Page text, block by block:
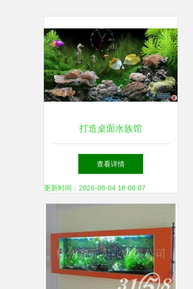
打造桌面水族馆
SereneScreen热带鱼屏保与
手机主题的超棒组合
查看详情
更新时间：2026-08-04 18:08:07